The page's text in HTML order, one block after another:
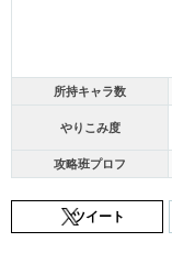
所持キャラ数
やりこみ度
攻略班プロフ
ツイート